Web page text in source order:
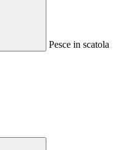
Pesce in scatola